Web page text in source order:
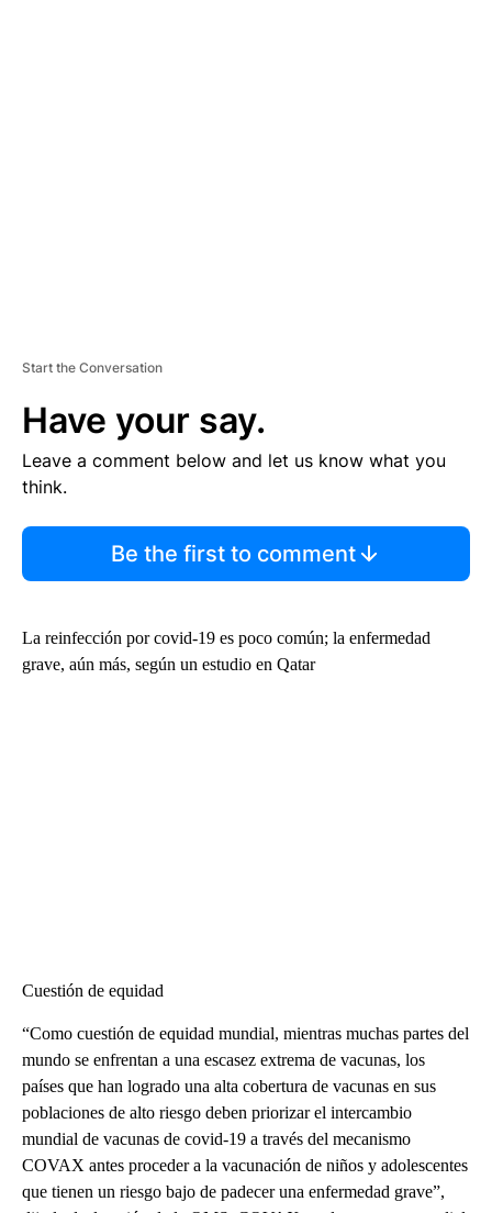
Start the Conversation
Have your say.
Leave a comment below and let us know what you
think.
Be the first to comment
La reinfección por covid-19 es poco común; la enfermedad
grave, aún más, según un estudio en Qatar
Cuestión de equidad
“Como cuestión de equidad mundial, mientras muchas partes del
mundo se enfrentan a una escasez extrema de vacunas, los
países que han logrado una alta cobertura de vacunas en sus
poblaciones de alto riesgo deben priorizar el intercambio
mundial de vacunas de covid-19 a través del mecanismo
COVAX antes proceder a la vacunación de niños y adolescentes
que tienen un riesgo bajo de padecer una enfermedad grave”,